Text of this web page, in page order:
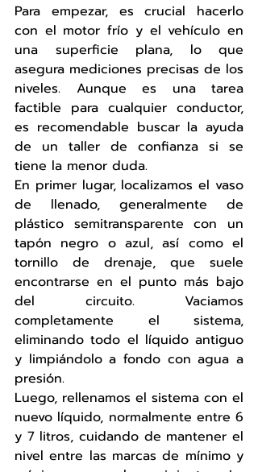
Para empezar, es crucial hacerlo
con el motor frío y el vehículo en
una superficie plana, lo que
asegura mediciones precisas de los
niveles. Aunque es una tarea
factible para cualquier conductor,
es recomendable buscar la ayuda
de un taller de confianza si se
tiene la menor duda.
En primer lugar, localizamos el vaso
de llenado, generalmente de
plástico semitransparente con un
tapón negro o azul, así como el
tornillo de drenaje, que suele
encontrarse en el punto más bajo
del circuito. Vaciamos
completamente el sistema,
eliminando todo el líquido antiguo
y limpiándolo a fondo con agua a
presión.
Luego, rellenamos el sistema con el
nuevo líquido, normalmente entre 6
y 7 litros, cuidando de mantener el
nivel entre las marcas de mínimo y